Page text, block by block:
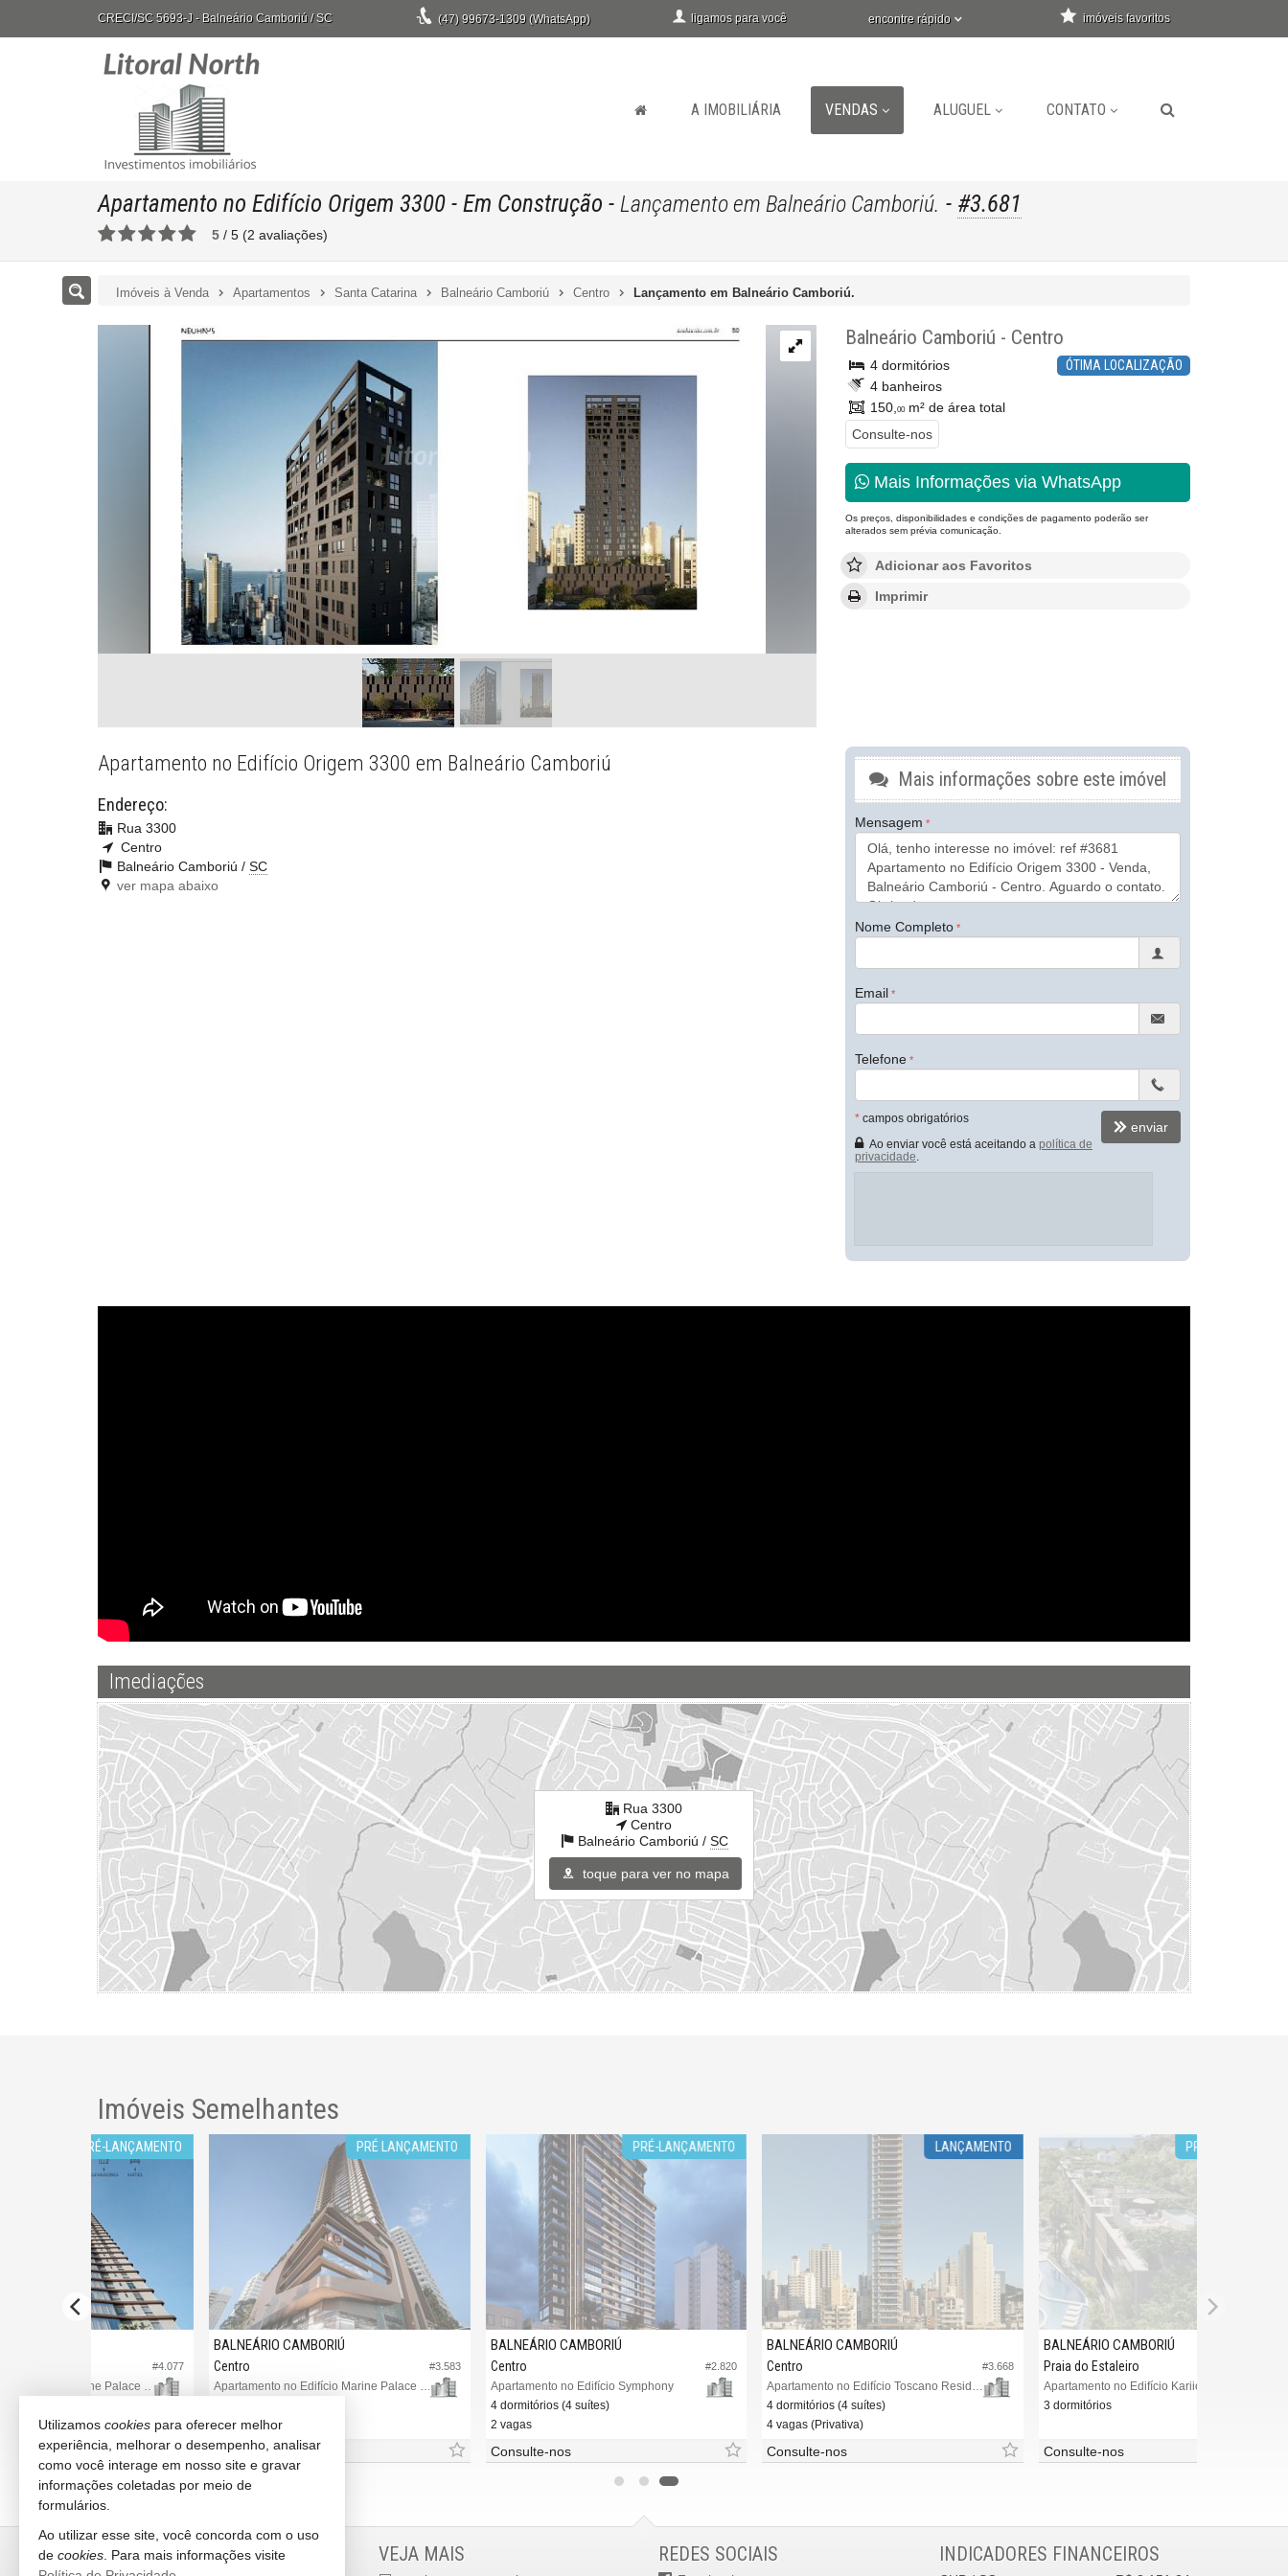
CRECI/SC 5693-J - Balneário Camboriú /SC (47) 99673-1309 (WhatsApp) ligamos para você encontre rápido imóveis favoritos
A IMOBILIÁRIA VENDAS ALUGUEL CONTATO
Apartamento no Edifício Origem 3300 - Em Construção - Lançamento em Balneário Camboriú. - #3.681
5 / 5 (2 avaliações)
Imóveis à Venda Apartamentos Santa Catarina Balneário Camboriú Centro Lançamento em Balneário Camboriú.
Balneário Camboriú - Centro
ÓTIMA LOCALIZAÇÃO
4 dormitórios
4 banheiros
150, 00m² de área total
Consulte-nos
Mais Informações via WhatsApp
Os preços, disponibilidades e condições de pagamento poderão ser
alterados sem prévia comunicação.
Adicionar aos Favoritos
Imprimir
Apartamento no Edifício Origem 3300 em Balneário Camboriú
Endereço:
Rua 3300
Centro
Balneário Camboriú / SC
ver mapa abaixo
Mais informações sobre este imóvel
Mensagem
Nome Completo
Email
Telefone
* campos obrigatórios
Ao enviar você está aceitando a política de
privacidade
enviar
Imediações
Rua 3300
Centro
Balneário Camboriú / SC
toque para ver no mapa
Imóveis Semelhantes
PRÉ LANÇAMENTO
BALNEÁRIO CAMBORIÚ
Apartamento no Edifício Marine Palace Residence
3 vagas (Privativa)
Consulte-nos
PRÉ-LANÇAMENTO
BALNEÁRIO CAMBORIÚ
Apartamento no Edifício Symphony
4 dormitórios (4 suítes)
Consulte-nos
LANÇAMENTO
BALNEÁRIO CAMBORIÚ
Apartamento no Edifício Toscano Residenze
4 dormitórios (4 suítes)
Consulte-nos
PRÉ-LANÇAMENTO
BALNEÁRIO CAMBORIÚ
Praia do Estaleiro
Apartamento no Edifício Kariió
Consulte-nos
LITORAL NORTH IMÓVEIS VEJA MAIS REDES SOCIAIS INDICADORES FINANCEIROS
Utilizamos cookies para oferecer melhor
experiência, melhorar o desempenho, analisar
como você interage em nosso site e gravar
informações coletadas por meio de
formulários.
Ao utilizar esse site, você concorda com o uso
de cookies . Para mais informações visite